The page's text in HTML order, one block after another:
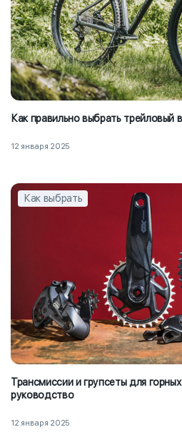
Как правильно выбрать трейловый
12 января 2025
Как выбрать
Трансмиссии и групсеты для
руководство
12 января 2025